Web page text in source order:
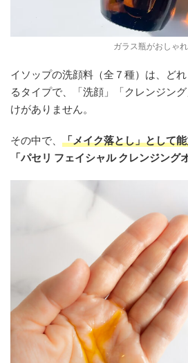
ガラス瓶がおしゃれ
イソップの洗顔料（全７種）は、ど
るタイプで、「洗顔」「クレンジン
けがありません。
その中で、 「メイク落とし」として
「パセリ フェイシャル クレンジング